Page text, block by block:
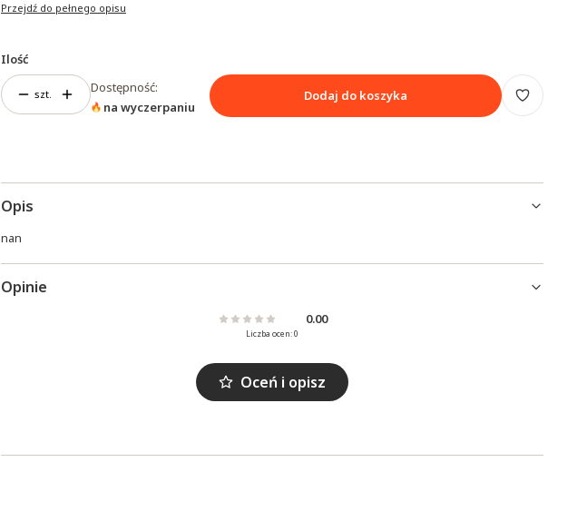
Przejdź do pełnego opisu
Ilość
szt.
Dostępność:
na wyczerpaniu
Dodaj do koszyka
Opis
nan
Opinie
0.00
Liczba ocen: 0
Oceń i opisz